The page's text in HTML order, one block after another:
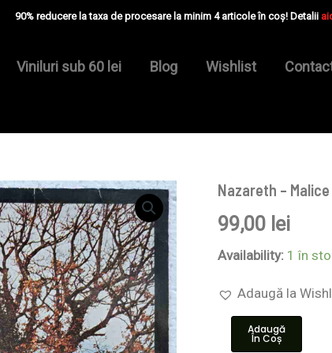
90% reducere la taxa de procesare la minim 4 articole în coș! Detalii
Viniluri sub 60 lei Blog Wishlist
Nazareth – Malice
99,00 lei
Availability: 1 în
Adaugă la
Cantitate
–
Malice
In
Wonderland
Disc
VINIL
Adaugă
În Coș